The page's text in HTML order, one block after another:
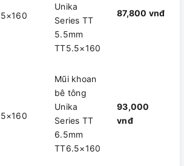
Unika
Series TT
5.5mm
TT5.5×160
87,800 vnđ
Mũi khoan
bê tông
Unika
Series TT
6.5mm
TT6.5×160
93,000
vnđ